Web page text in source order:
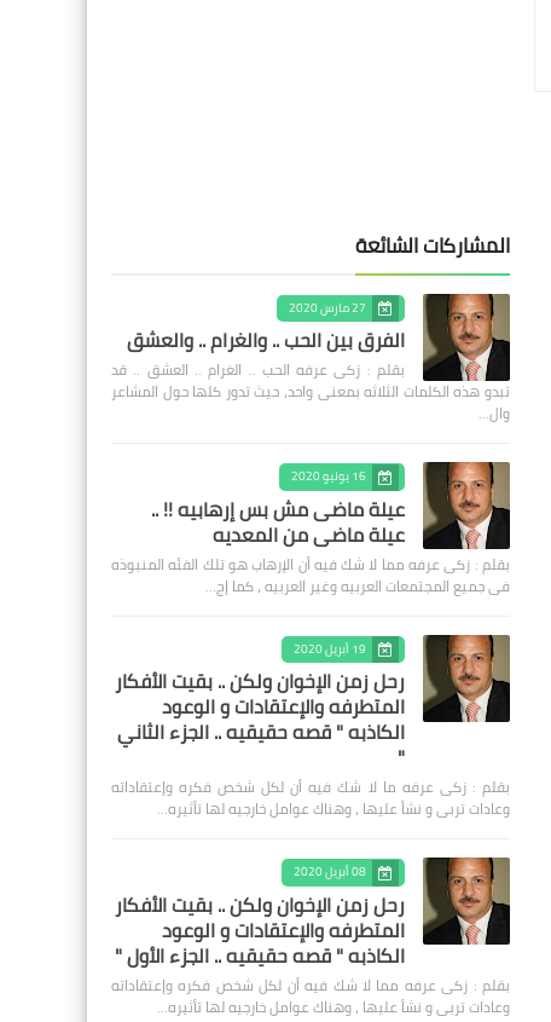
المشاركات الشائعة
27 مارس 2020
الفرق بين الحب .. والغرام .. والعشق
بقلم : زكى عرفه الحب .. الغرام .. العشق .. قد
تبدو هذه الكلمات الثلاثه بمعنى واحد، حيث تدور كلها حول المشاعر
وال…
16 يوليو 2020
عيلة ماضى مش بس إرهابيه !! ..
عيلة ماضى من المعديه
بقلم : زكى عرفه مما لا شك فيه أن الإرهاب هو تلك الفئه المنبوذه
فى جميع المجتمعات العربيه وغير العربيه ، كما إج…
19 أبريل 2020
رحل زمن الإخوان ولكن .. بقيت الأفكار
المتطرفه والإعتقادات و الوعود
الكاذبه " قصه حقيقيه .. الجزء الثاني
"
بقلم : زكى عرفه ‎ما لا شك فيه أن لكل شخص فكره وإعتقاداته
وعادات تربى و نشأ عليها ، وهناك عوامل خارجيه لها تأثيره…
08 أبريل 2020
رحل زمن الإخوان ولكن .. بقيت الأفكار
المتطرفه والإعتقادات و الوعود
الكاذبه " قصه حقيقيه .. الجزء الأول "
بقلم : زكى عرفه مما لا شك فيه أن لكل شخص فكره وإعتقاداته
وعادات تربى و نشأ عليها ، وهناك عوامل خارجيه لها تأثيره…